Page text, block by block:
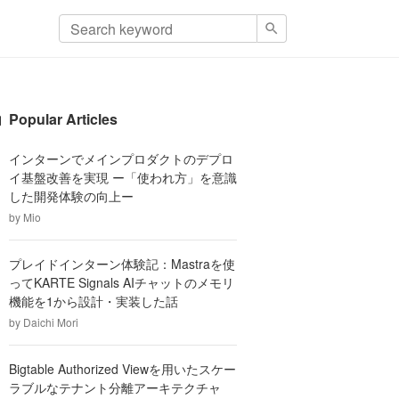
Popular Articles
インターンでメインプロダクトのデプロ
イ基盤改善を実現 ー「使われ方」を意識
した開発体験の向上ー
by Mio
プレイドインターン体験記：Mastraを使
ってKARTE Signals AIチャットのメモリ
機能を1から設計・実装した話
by Daichi Mori
Bigtable Authorized Viewを用いたスケー
ラブルなテナント分離アーキテクチャ